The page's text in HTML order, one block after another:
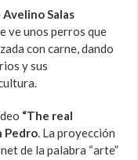
Avelino Salas
ve unos perros que
con carne, dando
y sus
“The real
Pedro. La proyección
de la palabra “arte”